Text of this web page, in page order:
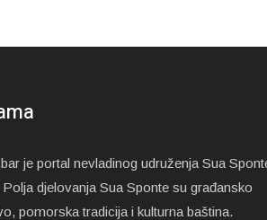
je portal nevladinog udruženja Sua
djelovanja Sua Sponte su građansko
pomorska tradicija i kulturna baština.